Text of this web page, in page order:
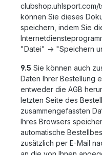
können Sie dieses
speichern, indem Sie
"Datei" -> "Speichern
9.5 Sie können auch
Daten Ihrer Bestellung
entweder die AGB
letzten Seite des
zusammengefassten
Ihres Browsers
automatische
zusätzlich per E-Mail